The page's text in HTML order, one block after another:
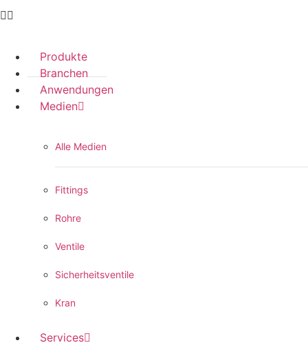
Produkte
Branchen
Anwendungen
Medien
Alle Medien
Fittings
Rohre
Ventile
Sicherheitsventile
Kran
Services